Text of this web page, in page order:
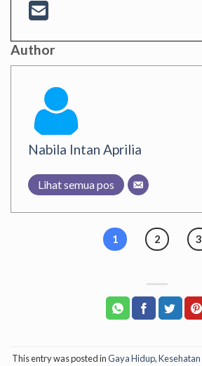
Author
Nabila Intan Aprilia
Lihat semua pos
1 2 3
This entry was posted inGaya Hidup,Kesehatan